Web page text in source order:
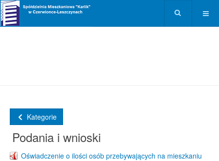
Kategorie
Podania i wnioski
Oświadczenie o ilości osób przebywających na mieszkaniu